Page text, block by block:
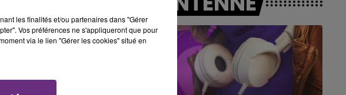
les finalités et/ou partenaires dans "Gérer
Vos préférences ne s'appliqueront que pour
via le lien "Gérer les cookies" situé en